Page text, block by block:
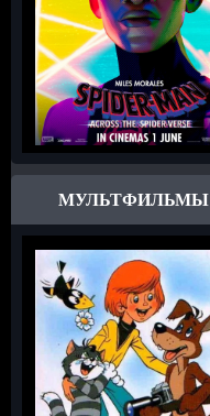
МУЛЬТФИЛЬМЫ